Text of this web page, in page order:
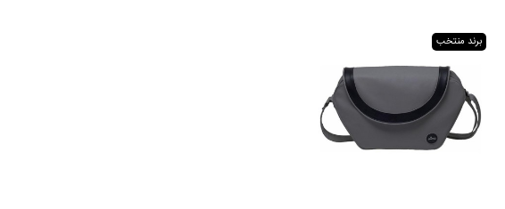
برند منتخب